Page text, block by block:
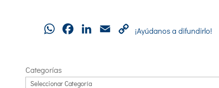
WhatsAppFacebookLinkedInEmail
Copy
¡Ayúdanos a difundirlo!
Categorías